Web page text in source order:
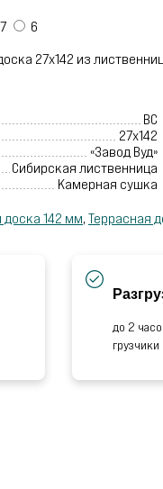
6
27х142 из
ВС
27х142
«Завод Вуд»
Сибирская лиственница
Камерная сушка
доска 142 мм, Террасная
до 2